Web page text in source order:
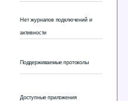
Нет журналов подключений и
активности
Поддерживаемые протоколы
Доступные приложения